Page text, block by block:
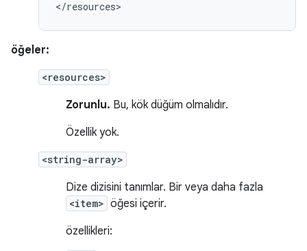
</resources>
öğeler:
<resources>
Zorunlu. Bu, kök düğüm olmalıdır.
Özellik yok.
<string-array>
Dize dizisini tanımlar. Bir veya daha fazla
<item> öğesi içerir.
özellikleri: